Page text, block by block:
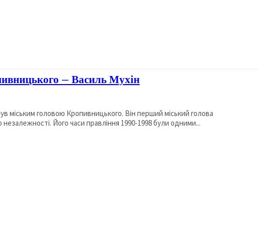
– Василь Мухін
міським головою Кропивницького. Він перший міський голова
Його часи правління 1990-1998 були одними...